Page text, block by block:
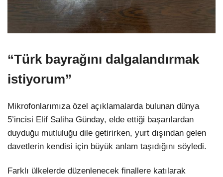
“Türk bayrağını dalgalandırmak
istiyorum”
Mikrofonlarımıza özel açıklamalarda bulunan dünya
5’incisi Elif Saliha Günday, elde ettiği başarılardan
duyduğu mutluluğu dile getirirken, yurt dışından gelen
davetlerin kendisi için büyük anlam taşıdığını söyledi.
Farklı ülkelerde düzenlenecek finallere katılarak